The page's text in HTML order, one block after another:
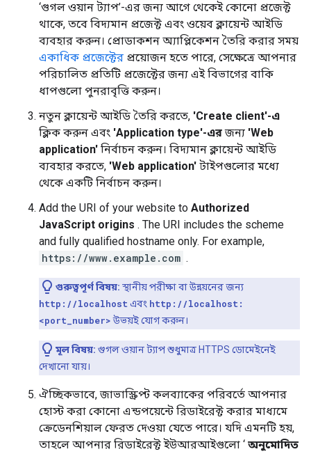
‘গুগল ওয়ান ট্যাপ’-এর জন্য আগে থেকেই কোনো প্রজেক্ট
থাকে, তবে বিদ্যমান প্রজেক্ট এবং ওয়েব ক্লায়েন্ট আইডি
ব্যবহার করুন। প্রোডাকশন অ্যাপ্লিকেশন তৈরি করার সময়
একাধিক প্রজেক্টের প্রয়োজন হতে পারে, সেক্ষেত্রে আপনার
পরিচালিত প্রতিটি প্রজেক্টের জন্য এই বিভাগের বাকি
ধাপগুলো পুনরাবৃত্তি করুন।
নতুন ক্লায়েন্ট আইডি তৈরি করতে, 'Create client'-এ
ক্লিক করুন এবং 'Application type'-এরজন্য 'Web
application' নির্বাচন করুন। বিদ্যমান ক্লায়েন্ট আইডি
ব্যবহার করতে, 'Web application' টাইপগুলোর মধ্যে
থেকে একটি নির্বাচন করুন।
Add the URI of your website to Authorized
JavaScript origins . The URI includes the scheme
and fully qualified hostname only. For example,
https://www.example.com .
গুরুত্বপূর্ণ বিষয়: স্থানীয় পরীক্ষা বা উন্নয়নের জন্য
http://localhost এবং http://localhost:
<port_number>উভয়ই যোগ করুন।
মূল বিষয়: গুগল ওয়ান ট্যাপ শুধুমাত্র HTTPS ডোমেইনেই
দেখানো যায়।
ঐচ্ছিকভাবে, জাভাস্ক্রিপ্ট কলব্যাকের পরিবর্তে আপনার
হোস্ট করা কোনো এন্ডপয়েন্টে রিডাইরেক্ট করার মাধ্যমে
ক্রেডেনশিয়াল ফেরত দেওয়া যেতে পারে। যদি এমনটি হয়,
তাহলে আপনার রিডাইরেক্ট ইউআরআইগুলো ‘ অনুমোদিত